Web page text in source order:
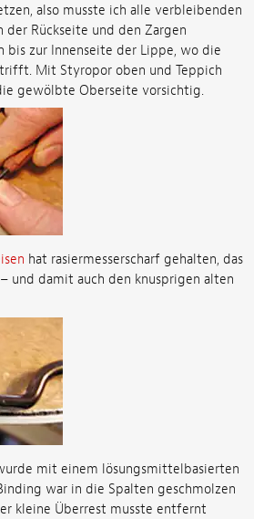
also musste ich alle verbleibenden
der Rückseite und den Zargen
bis zur Innenseite der Lippe, wo die
Mit Styropor oben und Teppich
gewölbte Oberseite vorsichtig.
hat rasiermesserscharf gehalten, das
und damit auch den knusprigen alten
mit einem lösungsmittelbasierten
war in die Spalten geschmolzen
kleine Überrest musste entfernt